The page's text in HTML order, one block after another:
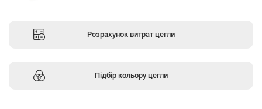
Розрахунок витрат цегли
Підбір кольору цегли